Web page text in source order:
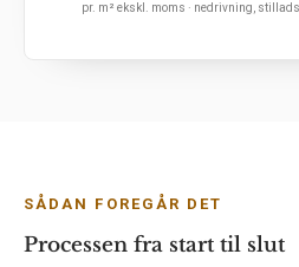
pr. m² ekskl. moms · nedrivning,
SÅDAN FOREGÅR DET
Processen fra start til slut